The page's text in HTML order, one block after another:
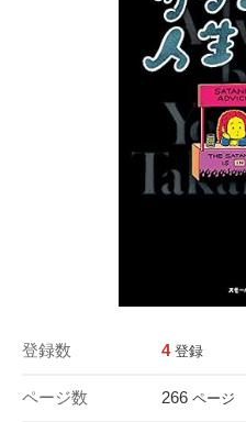
登録数 4 登録
ページ数 266 ページ